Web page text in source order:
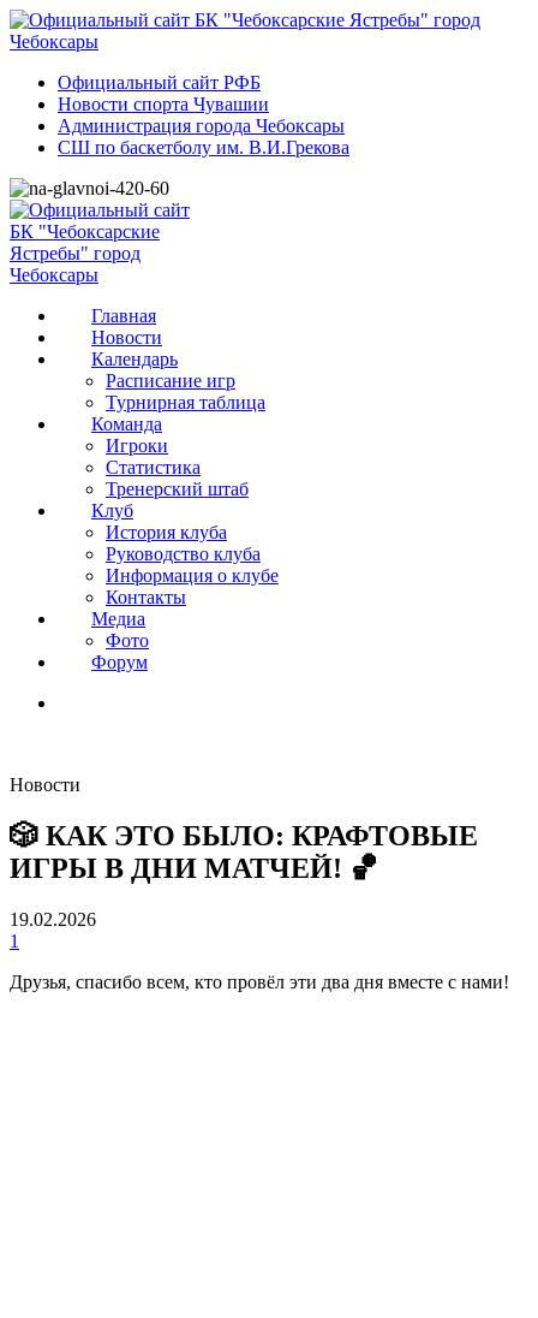
Официальный сайт РФБ
Новости спорта Чувашии
Администрация города Чебоксары
СШ по баскетболу им. В.И.Грекова
Главная
Новости
Календарь
Расписание игр
Турнирная таблица
Команда
Игроки
Статистика
Тренерский штаб
Клуб
История клуба
Руководство клуба
Информация о клубе
Контакты
Медиа
Фото
Форум
Новости
🎲 КАК ЭТО БЫЛО: КРАФТОВЫЕ
ИГРЫ В ДНИ МАТЧЕЙ! 🏀
19.02.2026
1
Друзья, спасибо всем, кто провёл эти два дня вместе с нами!